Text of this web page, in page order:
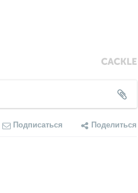
Подписаться Поделиться